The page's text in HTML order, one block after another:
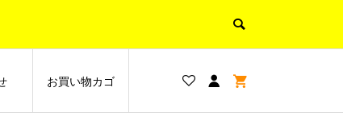
お買い物カゴ